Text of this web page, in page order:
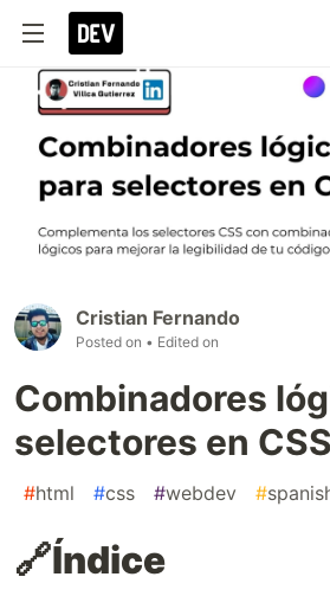
Cristian Fernando
Posted on • Edited on
Combinadores
selectores en
#html #css #webdev #
🔗Índice